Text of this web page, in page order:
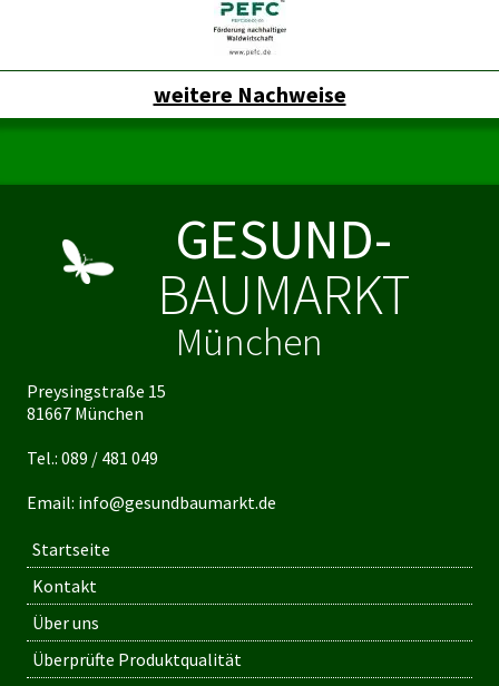
weitere Nachweise
GESUND-
BAUMARKT
München
Preysingstraße 15
81667 München
Tel.: 089 / 481 049
Email: info@gesundbaumarkt.de
Startseite
Kontakt
Über uns
Überprüfte Produktqualität